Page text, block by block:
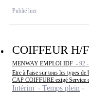
Publié hier
COIFFEUR H/F
MENWAY EMPLOI IDF - 92
Etre à l'aise sur tous les types
CAP COIFFURE exigé Service
Intérim - Temps plein